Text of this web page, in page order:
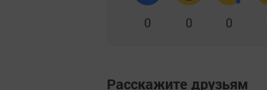
0 0 0
Расскажите друзьям